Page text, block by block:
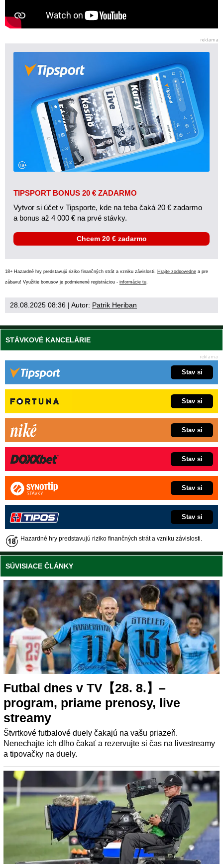
TIPSPORT BONUS 20 € ZADARMO
Vytvor si účet v Tipsporte, kde na teba čaká 20 € zadarmo
a bonus až 4 000 € na prvé stávky.
Chcem 20 € zadarmo
18+ Hazardné hry predstavujú riziko finančných strát a vzniku závislosti. Hrajte zodpovedne a pre
zábavu! Využitie bonusov je podmienené registráciou - informácie tu
28.08.2025 08:36 | Autor: Patrik Heriban
STÁVKOVÉ KANCELÁRIE
Stav si
Stav si
Stav si
Stav si
Stav si
Stav si
Hazardné hry predstavujú riziko finančných strát a vzniku závislosti.
SÚVISIACE ČLÁNKY
Futbal dnes v TV【28. 8.】–
program, priame prenosy, live
streamy
Štvrtkové futbalové duely čakajú na vašu priazeň.
Nenechajte ich dlho čakať a rezervujte si čas na livestreamy
a tipovačky na duely.